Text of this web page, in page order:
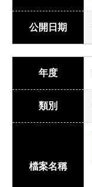
公開日期
年度
類別
檔案名稱